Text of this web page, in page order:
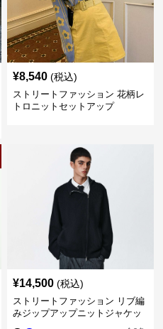
¥8,540 (税込)
ストリートファッション 花柄レ
トロニットセットアップ
¥14,500 (税込)
ストリートファッション リブ編
みジップアップニットジャケッ